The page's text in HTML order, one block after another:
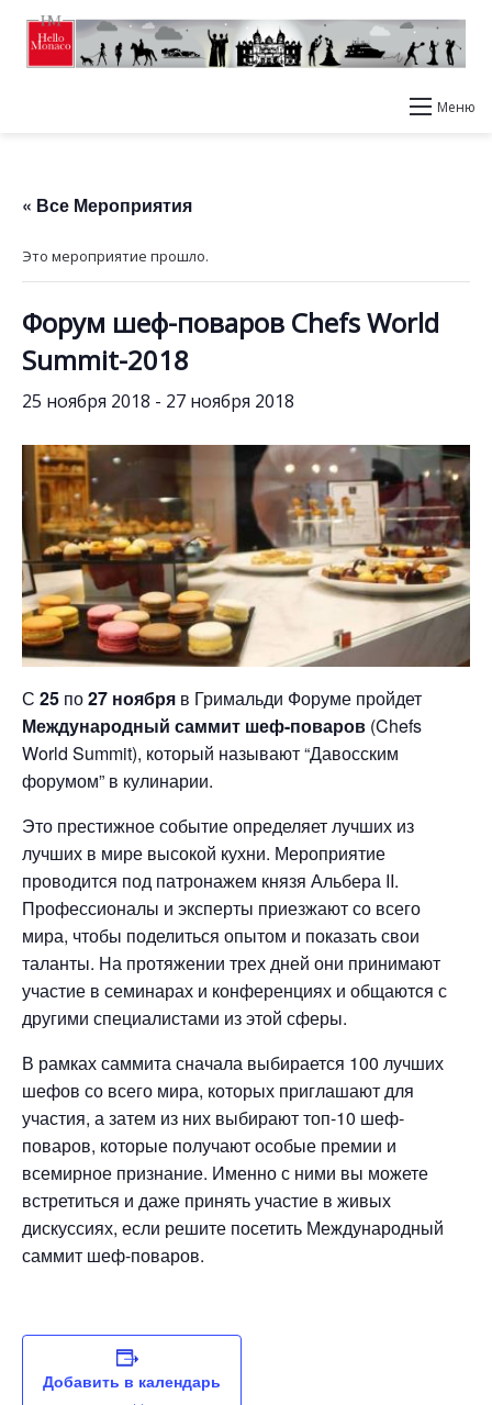
Меню
« Все Мероприятия
Это мероприятие прошло.
Форум шеф-поваров Chefs World
Summit-2018
25 ноября 2018 - 27 ноября 2018
С 25 по27 ноября в Гримальди Форуме пройдет
Международный саммит шеф-поваров (Chefs
World Summit), который называют “Давосским
форумом” в кулинарии.
Это престижное событие определяет лучших из
лучших в мире высокой кухни. Мероприятие
проводится под патронажем князя Альбера II.
Профессионалы и эксперты приезжают со всего
мира, чтобы поделиться опытом и показать свои
таланты. На протяжении трех дней они принимают
участие в семинарах и конференциях и общаются с
другими специалистами из этой сферы.
В рамках саммита сначала выбирается 100 лучших
шефов со всего мира, которых приглашают для
участия, а затем из них выбирают топ-10 шеф-
поваров, которые получают особые премии и
всемирное признание. Именно с ними вы можете
встретиться и даже принять участие в живых
дискуссиях, если решите посетить Международный
саммит шеф-поваров.
Добавить в календарь